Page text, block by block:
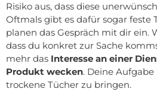
Risiko aus, dass diese
Oftmals gibt es dafür sogar feste
planen das Gespräch mit dir ein.
dass du konkret zur Sache
mehr das Interesse an einer
Produkt wecken. Deine
trockene Tücher zu bringen.